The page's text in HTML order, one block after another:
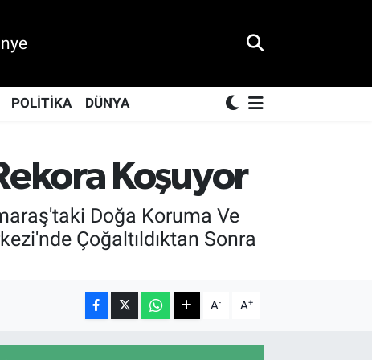
POLİTİKA DÜNYA
Koşuyor
Doğa Koruma Ve
Çoğaltıldıktan Sonra
A- A+